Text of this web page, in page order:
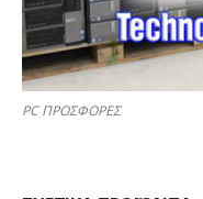
PC ΠΡΟΣΦΟΡΕΣ